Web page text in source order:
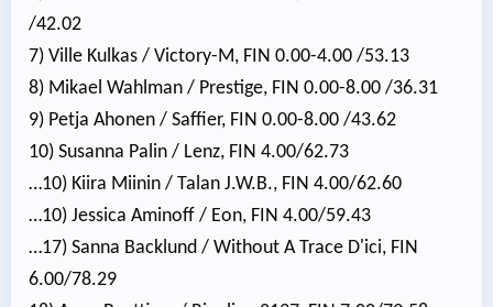
/42.02
7) Ville Kulkas / Victory-M, FIN 0.00-4.00 /53.13
8) Mikael Wahlman / Prestige, FIN 0.00-8.00 /36.31
9) Petja Ahonen / Saffier, FIN 0.00-8.00 /43.62
10) Susanna Palin / Lenz, FIN 4.00/62.73
…10) Kiira Miinin / Talan J.W.B., FIN 4.00/62.60
…10) Jessica Aminoff / Eon, FIN 4.00/59.43
…17) Sanna Backlund / Without A Trace D'ici, FIN
6.00/78.29